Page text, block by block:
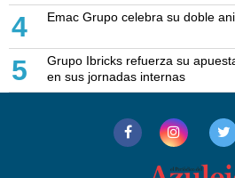
4 Emac Grupo celebra su doble
5
Grupo Ibricks refuerza su
en sus jornadas internas